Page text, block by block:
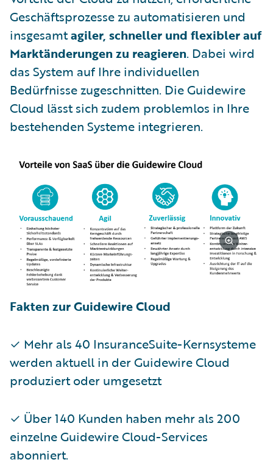
Geschäftsprozesse zu automatisieren und
insgesamtagiler, schneller und flexibler auf
Marktänderungen zu reagieren. Dabei wird
das System auf Ihre individuellen
Bedürfnisse zugeschnitten. Die Guidewire
Cloud lässt sich zudem problemlos in Ihre
bestehenden Systeme integrieren.
Fakten zur Guidewire Cloud
✓ Mehr als 40 InsuranceSuite-Kernsysteme
werden aktuell in der Guidewire Cloud
produziert oder umgesetzt
✓ Über 140 Kunden haben mehr als 200
einzelne Guidewire Cloud-Services
abonniert.